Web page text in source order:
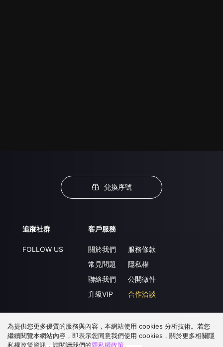
兌換序號
追蹤社群
FOLLOW US
客戶服務
關於我們
常見問題
聯絡我們
升級VIP
服務條款
隱私權
公開徵件
合作洽談
下載 APP
為提供您更多優質的服務與內容，本網站使用 cookies 分析技術。若您
繼續閱覽本網站內容，即表示您同意我們使用 cookies，關於更多相關隱
私權政策資訊，請閱讀我們的隱私權政策。